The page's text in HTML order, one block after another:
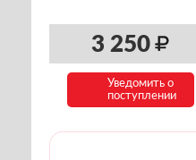
3 250
Уведомить о
поступлении